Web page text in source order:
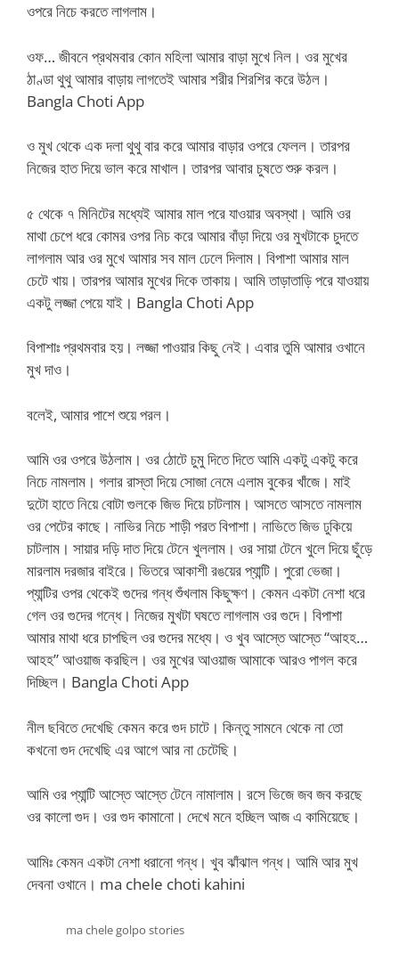
ওপরে নিচে করতে লাগলাম।
ওফ… জীবনে প্রথমবার কোন মহিলা আমার বাড়া মুখে নিল। ওর মুখের
ঠাণ্ডা থুথু আমার বাড়ায় লাগতেই আমার শরীর শিরশির করে উঠল।
Bangla Choti App
ও মুখ থেকে এক দলা থুথু বার করে আমার বাড়ার ওপরে ফেলল। তারপর
নিজের হাত দিয়ে ভাল করে মাখাল। তারপর আবার চুষতে শুরু করল।
৫ থেকে ৭ মিনিটের মধ্যেই আমার মাল পরে যাওয়ার অবস্থা। আমি ওর
মাথা চেপে ধরে কোমর ওপর নিচ করে আমার বাঁড়া দিয়ে ওর মুখটাকে চুদতে
লাগলাম আর ওর মুখে আমার সব মাল ঢেলে দিলাম। বিপাশা আমার মাল
চেটে খায়। তারপর আমার মুখের দিকে তাকায়। আমি তাড়াতাড়ি পরে যাওয়ায়
একটু লজ্জা পেয়ে যাই। Bangla Choti App
বিপাশাঃ প্রথমবার হয়। লজ্জা পাওয়ার কিছু নেই। এবার তুমি আমার ওখানে
মুখ দাও।
বলেই, আমার পাশে শুয়ে পরল।
আমি ওর ওপরে উঠলাম। ওর ঠোটে চুমু দিতে দিতে আমি একটু একটু করে
নিচে নামলাম। গলার রাস্তা দিয়ে সোজা নেমে এলাম বুকের খাঁজে। মাই
দুটো হাতে নিয়ে বোটা গুলকে জিভ দিয়ে চাটলাম। আসতে আসতে নামলাম
ওর পেটের কাছে। নাভির নিচে শাড়ী পরত বিপাশা। নাভিতে জিভ ঢুকিয়ে
চাটলাম। সায়ার দড়ি দাত দিয়ে টেনে খুললাম। ওর সায়া টেনে খুলে দিয়ে ছুঁড়ে
মারলাম দরজার বাইরে। ভিতরে আকাশী রঙয়ের প্যান্টি। পুরো ভেজা।
প্যান্টির ওপর থেকেই গুদের গন্ধ শুঁখলাম কিছুক্ষণ। কেমন একটা নেশা ধরে
গেল ওর গুদের গন্ধে। নিজের মুখটা ঘষতে লাগলাম ওর গুদে। বিপাশা
আমার মাথা ধরে চাপছিল ওর গুদের মধ্যে। ও খুব আস্তে আস্তে “আহহ…
আহহ” আওয়াজ করছিল। ওর মুখের আওয়াজ আমাকে আরও পাগল করে
দিচ্ছিল। Bangla Choti App
নীল ছবিতে দেখেছি কেমন করে গুদ চাটে। কিন্তু সামনে থেকে না তো
কখনো গুদ দেখেছি এর আগে আর না চেটেছি।
আমি ওর প্যান্টি আস্তে আস্তে টেনে নামালাম। রসে ভিজে জব জব করছে
ওর কালো গুদ। ওর গুদ কামানো। দেখে মনে হচ্ছিল আজ এ কামিয়েছে।
আমিঃ কেমন একটা নেশা ধরানো গন্ধ। খুব ঝাঁঝাল গন্ধ। আমি আর মুখ
দেবনা ওখানে। ma chele choti kahini
ma chele golpo stories